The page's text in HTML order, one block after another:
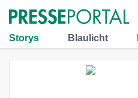
Storys Blaulicht